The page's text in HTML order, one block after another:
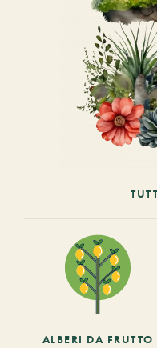
ALBERI DA FRUTTO